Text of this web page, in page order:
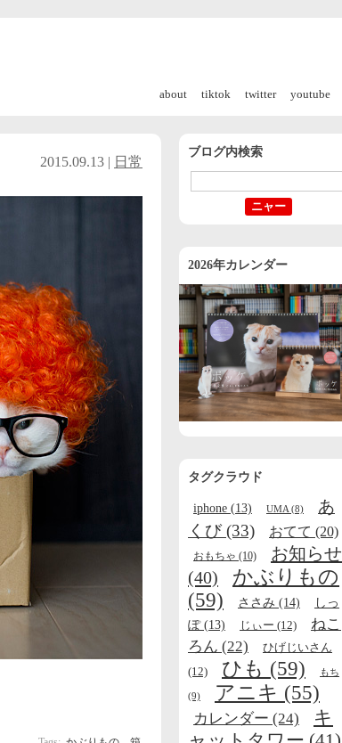
about tiktok twitter youtube
2015.09.13 | 日常
ブログ内検索
2026年カレンダー
タグクラウド
iphone (13) UMA (8)
あ
くび(33) おてて (20)
おもちゃ (10)
お知らせ
(40)
かぶりもの
(59)
ささみ (14)
しっ
ぽ(13) じぃー (12)
ねこ
ろん (22)
ひげじいさん
(12)
ひも (59) もち
(9) アニキ (55)
カレンダー (24)
キ